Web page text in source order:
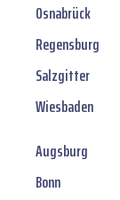
Osnabrück
Regensburg
Salzgitter
Wiesbaden
Augsburg
Bonn